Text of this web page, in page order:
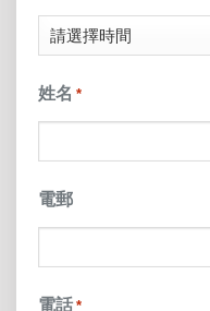
DD
YYYY
姓名 *
電郵
電話 *